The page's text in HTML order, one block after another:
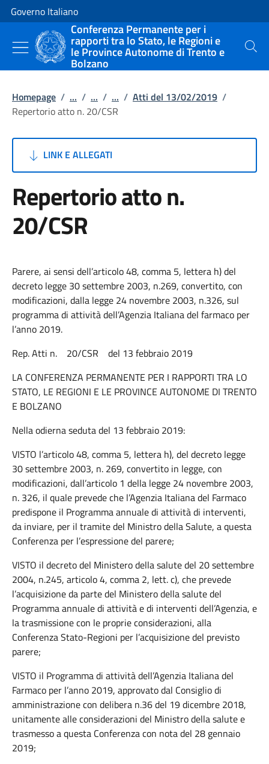
Vai al contenuto
Vai alla navigazione del sito
Governo Italiano
Conferenza Permanente per i
rapporti tra lo Stato, le Regioni e
le Province Autonome di Trento e
Bolzano
Cerca
Homepage / ... / ... / ... / Atti del 13/02/2019 /
Repertorio atto n. 20/CSR
LINK E ALLEGATI
Repertorio atto n.
20/CSR
Parere, ai sensi dell’articolo 48, comma 5, lettera h) del
decreto legge 30 settembre 2003, n.269, convertito, con
modificazioni, dalla legge 24 novembre 2003, n.326, sul
programma di attività dell’Agenzia Italiana del farmaco per
l’anno 2019.
Rep. Atti n. 20/CSR del 13 febbraio 2019
LA CONFERENZA PERMANENTE PER I RAPPORTI TRA LO
STATO, LE REGIONI E LE PROVINCE AUTONOME DI TRENTO
E BOLZANO
Nella odierna seduta del 13 febbraio 2019:
VISTO l’articolo 48, comma 5, lettera h), del decreto legge
30 settembre 2003, n. 269, convertito in legge, con
modificazioni, dall’articolo 1 della legge 24 novembre 2003,
n. 326, il quale prevede che l’Agenzia Italiana del Farmaco
predispone il Programma annuale di attività di interventi,
da inviare, per il tramite del Ministro della Salute, a questa
Conferenza per l’espressione del parere;
VISTO il decreto del Ministero della salute del 20 settembre
2004, n.245, articolo 4, comma 2, lett. c), che prevede
l’acquisizione da parte del Ministero della salute del
Programma annuale di attività e di interventi dell’Agenzia, e
la trasmissione con le proprie considerazioni, alla
Conferenza Stato-Regioni per l’acquisizione del previsto
parere;
VISTO il Programma di attività dell’Agenzia Italiana del
Farmaco per l’anno 2019, approvato dal Consiglio di
amministrazione con delibera n.36 del 19 dicembre 2018,
unitamente alle considerazioni del Ministro della salute e
trasmesso a questa Conferenza con nota del 28 gennaio
2019;